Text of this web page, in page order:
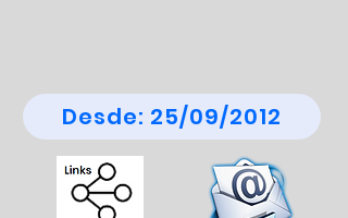
Desde: 25/09/2012